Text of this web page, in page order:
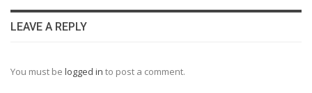
LEAVE A REPLY
You must be logged in to post a comment.